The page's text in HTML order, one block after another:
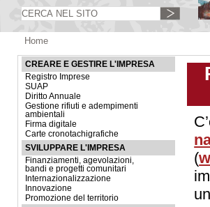
Home
CREARE E GESTIRE L'IMPRESA
Registro Imprese
SUAP
Diritto Annuale
Gestione rifiuti e adempimenti
ambientali
Firma digitale
Carte cronotachigrafiche
SVILUPPARE L'IMPRESA
Finanziamenti, agevolazioni,
bandi e progetti comunitari
Internazionalizzazione
Innovazione
Promozione del territorio
(